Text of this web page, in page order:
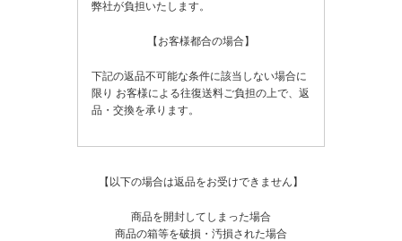
弊社が負担いたします。
【お客様都合の場合】
下記の返品不可能な条件に該当しない場合に
限り お客様による往復送料ご負担の上で、返
品・交換を承ります。
【以下の場合は返品をお受けできません】
商品を開封してしまった場合
商品の箱等を破損・汚損された場合